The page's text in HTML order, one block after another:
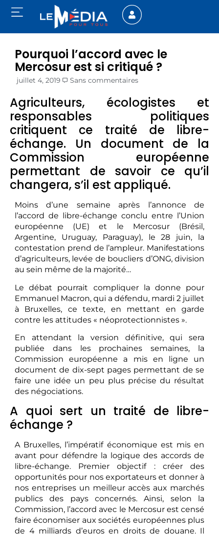
Pourquoi l’accord avec le
Mercosur est si critiqué ?
juillet 4, 2019 Sans commentaires
Agriculteurs, écologistes et
responsables politiques
critiquent ce traité de libre-
échange. Un document de la
Commission européenne
permettant de savoir ce qu’il
changera, s’il est appliqué.
Moins d’une semaine après l’annonce de
l’accord de libre-échange conclu entre l’Union
européenne (UE) et le Mercosur (Brésil,
Argentine, Uruguay, Paraguay), le 28 juin, la
contestation prend de l’ampleur. Manifestations
d’agriculteurs, levée de boucliers d’ONG, division
au sein même de la majorité…
Le débat pourrait compliquer la donne pour
Emmanuel Macron, qui a défendu, mardi 2 juillet
à Bruxelles, ce texte, en mettant en garde
contre les attitudes « néoprotectionnistes ».
En attendant la version définitive, qui sera
publiée dans les prochaines semaines, la
Commission européenne a mis en ligne un
document de dix-sept pages permettant de se
faire une idée un peu plus précise du résultat
des négociations.
A quoi sert un traité de libre-
échange ?
A Bruxelles, l’impératif économique est mis en
avant pour défendre la logique des accords de
libre-échange. Premier objectif : créer des
opportunités pour nos exportateurs et donner à
nos entreprises un meilleur accès aux marchés
publics des pays concernés. Ainsi, selon la
Commission, l’accord avec le Mercosur est censé
faire économiser aux sociétés européennes plus
de 4 milliards d’euros en droits de douane. Il